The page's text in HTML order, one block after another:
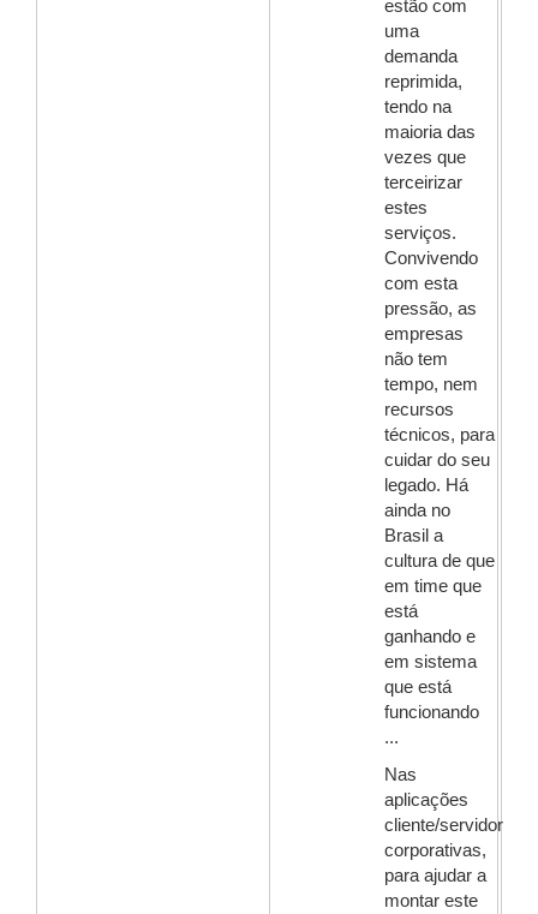
estão com
uma
demanda
reprimida,
tendo na
maioria das
vezes que
terceirizar
estes
serviços.
Convivendo
com esta
pressão, as
empresas
não tem
tempo, nem
recursos
técnicos, para
cuidar do seu
legado. Há
ainda no
Brasil a
cultura de que
em time que
está
ganhando e
em sistema
que está
funcionando
...
Nas
aplicações
cliente/servidor
corporativas,
para ajudar a
montar este